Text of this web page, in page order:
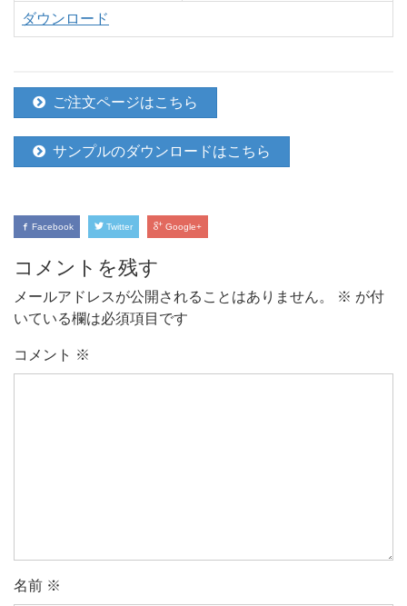
ダウンロード
ご注文ページはこちら
サンプルのダウンロードはこちら
Facebook Twitter Google+
コメントを残す
メールアドレスが公開されることはありません。 ※ が付
いている欄は必須項目です
コメント ※
名前 ※